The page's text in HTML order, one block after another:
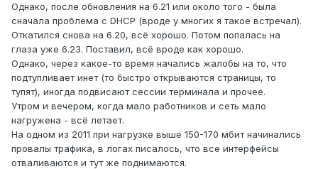
Однако, после обновления на 6.21 или около того - была
сначала проблема с DHCP (вроде у многих я такое встречал).
Откатился снова на 6.20, всё хорошо. Потом попалась на
глаза уже 6.23. Поставил, всё вроде как хорошо.
Однако, через какое-то время начались жалобы на то, что
подтупливает инет (то быстро открываются страницы, то
тупят), иногда подвисают сессии терминала и прочее.
Утром и вечером, когда мало работников и сеть мало
нагружена - всё летает.
На одном из 2011 при нагрузке выше 150-170 мбит начинались
провалы трафика, в логах писалось, что все интерфейсы
отваливаются и тут же поднимаются.